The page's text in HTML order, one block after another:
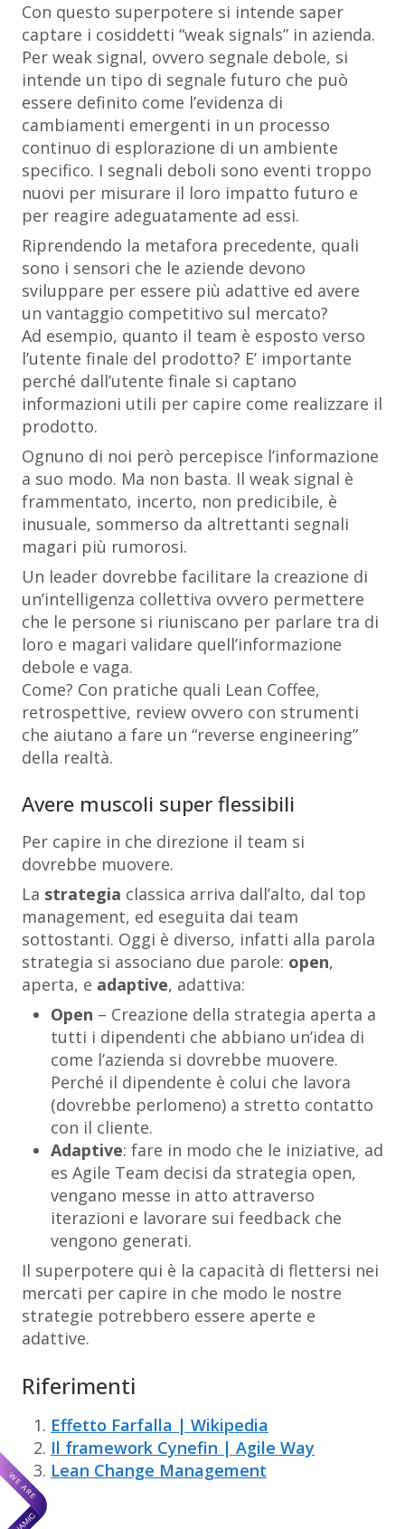
Con questo superpotere si intende saper
captare i cosiddetti “weak signals” in azienda.
Per weak signal, ovvero segnale debole, si
intende un tipo di segnale futuro che può
essere definito come l’evidenza di
cambiamenti emergenti in un processo
continuo di esplorazione di un ambiente
specifico. I segnali deboli sono eventi troppo
nuovi per misurare il loro impatto futuro e
per reagire adeguatamente ad essi.
Riprendendo la metafora precedente, quali
sono i sensori che le aziende devono
sviluppare per essere più adattive ed avere
un vantaggio competitivo sul mercato?
Ad esempio, quanto il team è esposto verso
l’utente finale del prodotto? E’ importante
perché dall’utente finale si captano
informazioni utili per capire come realizzare il
prodotto.
Ognuno di noi però percepisce l’informazione
a suo modo. Ma non basta. Il weak signal è
frammentato, incerto, non predicibile, è
inusuale, sommerso da altrettanti segnali
magari più rumorosi.
Un leader dovrebbe facilitare la creazione di
un’intelligenza collettiva ovvero permettere
che le persone si riuniscano per parlare tra di
loro e magari validare quell’informazione
debole e vaga.
Come? Con pratiche quali Lean Coffee,
retrospettive, review ovvero con strumenti
che aiutano a fare un “reverse engineering”
della realtà.
Avere muscoli super flessibili
Per capire in che direzione il team si
dovrebbe muovere.
La strategia classica arriva dall’alto, dal top
management, ed eseguita dai team
sottostanti. Oggi è diverso, infatti alla parola
strategia si associano due parole: open,
aperta, e adaptive, adattiva:
Open – Creazione della strategia aperta a
tutti i dipendenti che abbiano un’idea di
come l’azienda si dovrebbe muovere.
Perché il dipendente è colui che lavora
(dovrebbe perlomeno) a stretto contatto
con il cliente.
Adaptive: fare in modo che le iniziative, ad
es Agile Team decisi da strategia open,
vengano messe in atto attraverso
iterazioni e lavorare sui feedback che
vengono generati.
Il superpotere qui è la capacità di flettersi nei
mercati per capire in che modo le nostre
strategie potrebbero essere aperte e
adattive.
Riferimenti
Effetto Farfalla | Wikipedia
Il framework Cynefin | Agile Way
Lean Change Management